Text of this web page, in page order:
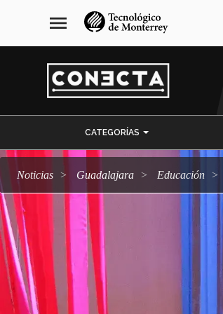
navegación
principal
menu
CATEGORÍAS
Noticias Guadalajara Educación